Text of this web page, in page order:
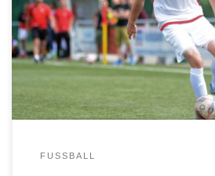
ersten beiden Partien konnte
gerecht werden. Gegen Spvg.
der SG Oesterweg (2:2) wurden
jeweils leichtfertig verspielt. Im
Bezirksligist SC 04/26 […]
FUSSBALL